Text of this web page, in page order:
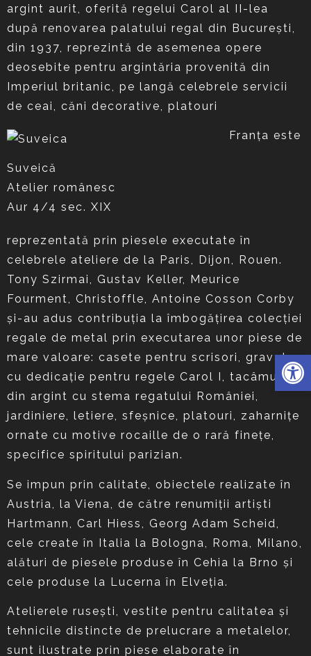
argint aurit, oferită regelui Carol al II-lea
după renovarea palatului regal din București,
din 1937, reprezintă de asemenea opere
deosebite pentru argintăria provenită din
Imperiul britanic, pe langă celebrele servicii
de ceai, căni decorative, platouri
Suveică
Atelier românesc
Aur 4/4 sec. XIX
Franța este
reprezentată prin piesele executate în
celebrele ateliere de la Paris, Dijon, Rouen.
Tony Szirmai, Gustav Keller, Meurice
Fourment, Christoffle, Antoine Cosson Corby
și-au adus contribuția la îmbogățirea colecției
regale de metal prin executarea unor piese de
mare valoare: casete pentru scrisori, gravate
cu dedicație pentru regele Carol I, tacâmuri
din argint cu stema regatului României,
jardiniere, letiere, sfeșnice, platouri, zaharnițe
ornate cu motive rocaille de o rară finețe,
specifice spiritului parizian.
Se impun prin calitate, obiectele realizate în
Austria, la Viena, de către renumiții artiști
Hartmann, Carl Hiess, Georg Adam Scheid,
cele create în Italia la Bologna, Roma, Milano,
alături de piesele produse în Cehia la Brno și
cele produse la Lucerna în Elveția.
Atelierele rusești, vestite pentru calitatea și
tehnicile distincte de prelucrare a metalelor,
sunt ilustrate prin piese elaborate în